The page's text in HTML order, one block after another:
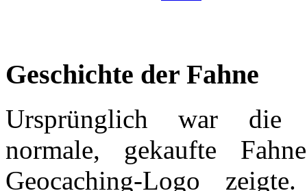
Geschichte der Fahne
Ursprünglich war die
normale, gekaufte
Geocaching-Logo